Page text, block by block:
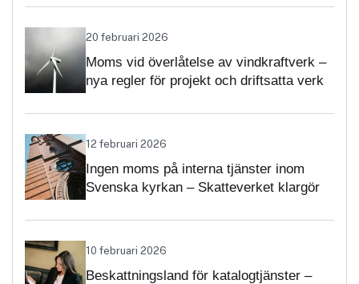
20 februari 2026
Moms vid överlåtelse av vindkraftverk –
nya regler för projekt och driftsatta verk
12 februari 2026
Ingen moms på interna tjänster inom
Svenska kyrkan – Skatteverket klargör
10 februari 2026
Beskattningsland för katalogtjänster –